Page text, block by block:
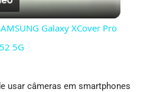
Video
Galaxy XCover Pro
5G
usar câmeras em smartphones